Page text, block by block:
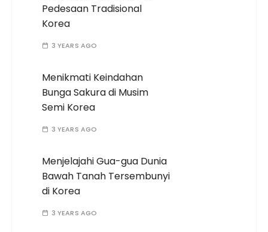
Pedesaan Tradisional
Korea
3 YEARS AGO
Menikmati Keindahan
Bunga Sakura di Musim
Semi Korea
3 YEARS AGO
Menjelajahi Gua-gua Dunia
Bawah Tanah Tersembunyi
di Korea
3 YEARS AGO